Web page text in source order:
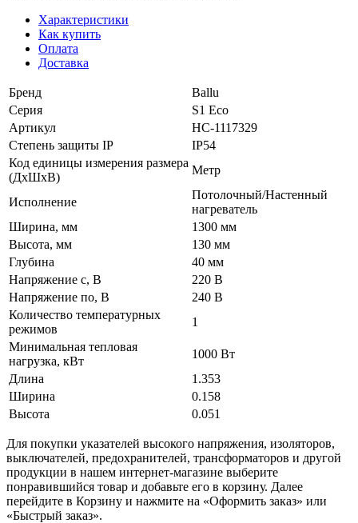
Характеристики
Как купить
Оплата
Доставка
Бренд
Ballu
Серия
S1 Eco
Артикул
НС-1117329
Степень защиты IP
IP54
Код единицы измерения размера
(ДхШхВ)
Метр
Исполнение
Потолочный/Настенный
нагреватель
Ширина, мм
1300 мм
Высота, мм
130 мм
Глубина
40 мм
Напряжение с, В
220 В
Напряжение по, В
240 В
Количество температурных
режимов
1
Минимальная тепловая
нагрузка, кВт
1000 Вт
Длина
1.353
Ширина
0.158
Высота
0.051
Для покупки указателей высокого напряжения, изоляторов,
выключателей, предохранителей, трансформаторов и другой
продукции в нашем интернет-магазине выберите
понравившийся товар и добавьте его в корзину. Далее
перейдите в Корзину и нажмите на «Оформить заказ» или
«Быстрый заказ».